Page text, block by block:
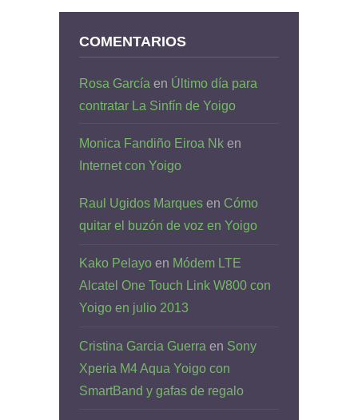
COMENTARIOS
Rosa García en Último día para
contratar La Sinfín de Yoigo
Monica Fandiño Eiroa Nk en
Internet con Yoigo
Raul Ugidos Marques en Cómo
quitar el buzón de voz en Yoigo
Kako Pelayo en Módem LTE
Alcatel One Touch Link W800 con
Yoigo en julio 2013
Cristina Garcia Guerra en Sony
Xperia M4 Aqua Yoigo con
SmartBand y gafas de regalo